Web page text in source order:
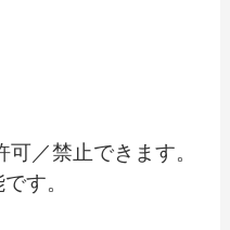
／禁止できます。
す。